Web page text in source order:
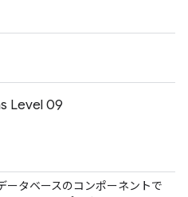
Level 09
ータベースのコンポーネントで